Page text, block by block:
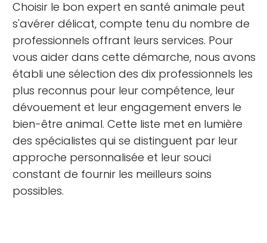
Choisir le bon expert en santé animale peut
s'avérer délicat, compte tenu du nombre de
professionnels offrant leurs services. Pour
vous aider dans cette démarche, nous avons
établi une sélection des dix professionnels les
plus reconnus pour leur compétence, leur
dévouement et leur engagement envers le
bien-être animal. Cette liste met en lumière
des spécialistes qui se distinguent par leur
approche personnalisée et leur souci
constant de fournir les meilleurs soins
possibles.